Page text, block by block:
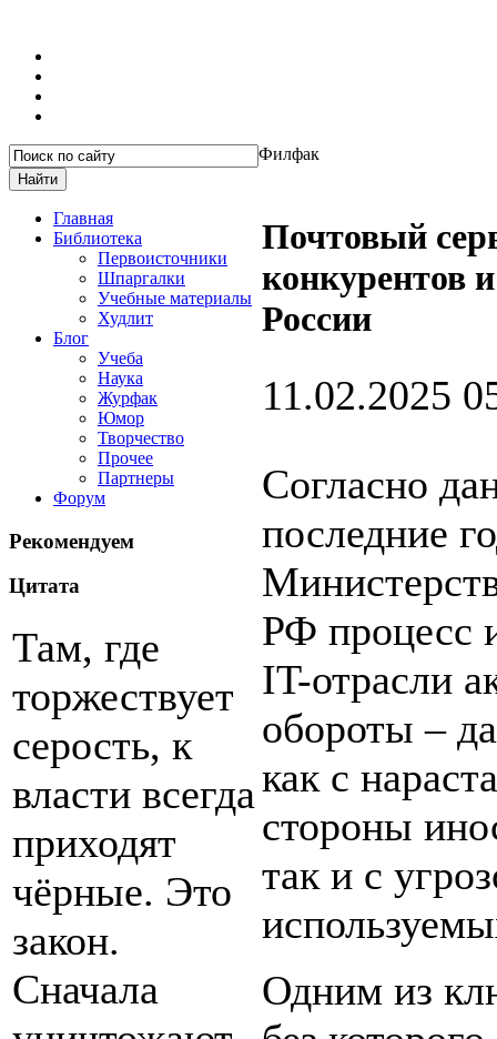
Главная
Библиотека
Первоисточники
Шпаргалки
Учебные материалы
Худлит
Блог
Учеба
Наука
Журфак
Юмор
Творчество
Прочее
Партнеры
Форум
Рекомендуем
Цитата
Там, где
торжествует
серость, к
власти всегда
приходят
чёрные. Это
закон.
Сначала
Филфак
Почтовый
конкурентов
России
11.02.2025
Согласно
последние
РФ процесс
IT-отрасли
обороты –
как с
стороны
так и с
Одним из